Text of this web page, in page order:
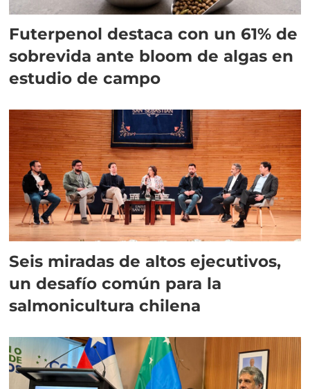
Futerpenol destaca con un 61% de
sobrevida ante bloom de algas en
estudio de campo
Seis miradas de altos ejecutivos,
un desafío común para la
salmonicultura chilena